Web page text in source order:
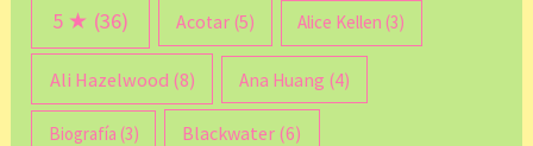
5 ★ (36) Acotar(5) Alice Kellen (3)
Ali Hazelwood (8) Ana Huang (4)
Biografía (3) Blackwater (6)